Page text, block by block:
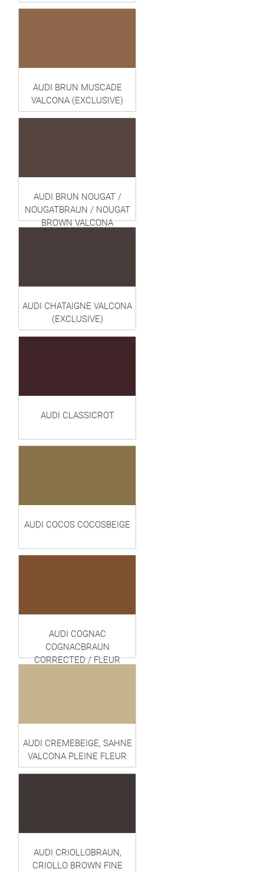
AUDI BRUN MUSCADE
VALCONA (EXCLUSIVE)
AUDI BRUN NOUGAT /
NOUGATBRAUN / NOUGAT
BROWN VALCONA
AUDI CHATAIGNE VALCONA
(EXCLUSIVE)
AUDI CLASSICROT
AUDI COCOS COCOSBEIGE
AUDI COGNAC
COGNACBRAUN
CORRECTED / FLEUR
AUDI CREMEBEIGE, SAHNE
VALCONA PLEINE FLEUR
AUDI CRIOLLOBRAUN,
CRIOLLO BROWN FINE